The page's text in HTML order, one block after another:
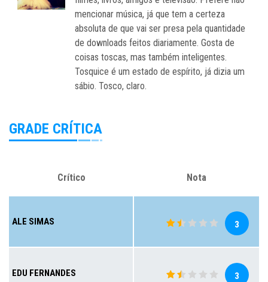
mencionar música, já que tem a certeza
absoluta de que vai ser presa pela quantidade
de downloads feitos diariamente. Gosta de
coisas toscas, mas também inteligentes.
Tosquice é um estado de espírito, já dizia um
sábio. Tosco, claro.
GRADE CRÍTICA
Crítico Nota
ALE SIMAS 3
EDU FERNANDES 3